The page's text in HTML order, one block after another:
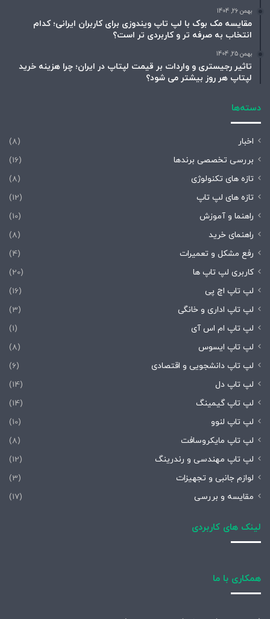
بهمن 26, 1404
مقایسه مک بوک با لپ تاپ ویندوزی برای کاربران ایرانی؛ کدام
انتخاب به صرفه تر و کاربردی تر است؟
بهمن 25, 1404
تاثیر رجیستری و واردات بر قیمت لپتاپ در ایران؛ چرا هزینه خرید
لپتاپ هر روز بیشتر می شود؟
دسته‌ها
اخبار
(8)
بررسی تخصصی برندها
(16)
تازه های تکنولوژی
(8)
تازه های لپ تاپ
(12)
راهنما و آموزش
(10)
راهنمای خرید
(8)
رفع مشکل و تعمیرات
(4)
کاربری لپ تاپ ها
(20)
لپ تاپ اچ پی
(16)
لپ تاپ اداری و خانگی
(3)
لپ تاپ ام اس آی
(1)
لپ تاپ ایسوس
(8)
لپ تاپ دانشجویی و اقتصادی
(6)
لپ تاپ دل
(14)
لپ تاپ گیمینگ
(14)
لپ تاپ لنوو
(10)
لپ تاپ مایکروسافت
(8)
لپ تاپ مهندسی و رندرینگ
(12)
لوازم جانبی و تجهیزات
(3)
مقایسه و بررسی
(17)
لینک های کاربردی
همکاری با ما